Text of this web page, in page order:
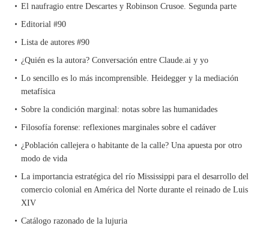
El naufragio entre Descartes y Robinson Crusoe. Segunda parte
Editorial #90
Lista de autores #90
¿Quién es la autora? Conversación entre Claude.ai y yo
Lo sencillo es lo más incomprensible. Heidegger y la mediación
metafísica
Sobre la condición marginal: notas sobre las humanidades
Filosofía forense: reflexiones marginales sobre el cadáver
¿Población callejera o habitante de la calle? Una apuesta por otro
modo de vida
La importancia estratégica del río Mississippi para el desarrollo del
comercio colonial en América del Norte durante el reinado de Luis
XIV
Catálogo razonado de la lujuria